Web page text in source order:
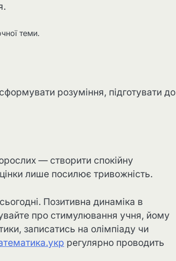
теми.
розуміння, підготувати до
— створити спокійну
лише посилює тривожність.
Позитивна динаміка в
про стимулювання учня, йому
записатись на олімпіаду чи
регулярно проводить